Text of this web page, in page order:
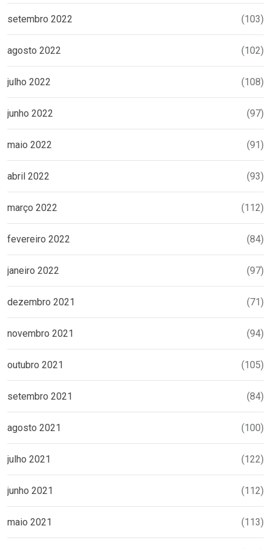
setembro 2022 (103)
agosto 2022 (102)
julho 2022 (108)
junho 2022 (97)
maio 2022 (91)
abril 2022 (93)
março 2022 (112)
fevereiro 2022 (84)
janeiro 2022 (97)
dezembro 2021 (71)
novembro 2021 (94)
outubro 2021 (105)
setembro 2021 (84)
agosto 2021 (100)
julho 2021 (122)
junho 2021 (112)
maio 2021 (113)